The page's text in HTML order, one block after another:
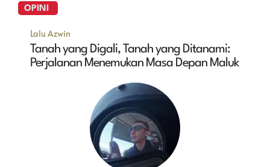
OPINI
Lalu Azwin
Tanah yang Digali, Tanah yang Ditanami:
Perjalanan Menemukan Masa Depan Maluk